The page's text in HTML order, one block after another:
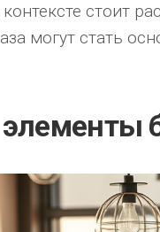
стоит
могут стать